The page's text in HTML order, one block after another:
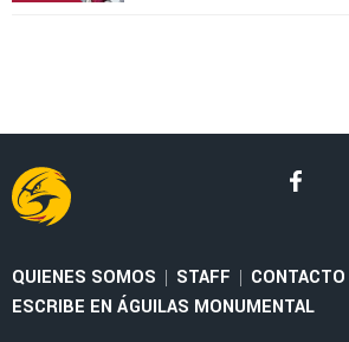
QUIENES SOMOS | STAFF | CONTACTO
ESCRIBE EN ÁGUILAS MONUMENTAL